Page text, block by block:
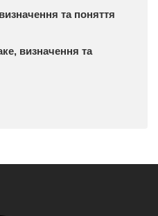
та поняття
визначення та